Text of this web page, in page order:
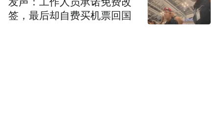
签，最后却自费买机票回国